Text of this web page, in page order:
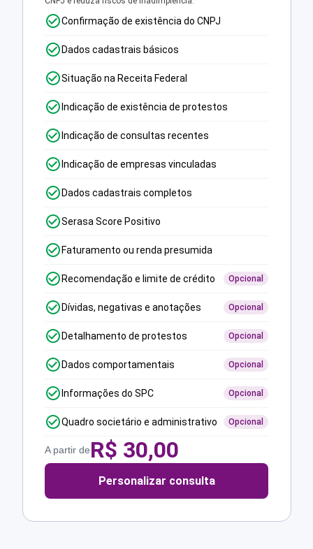
Confirmação de existência do CNPJ
Dados cadastrais básicos
Situação na Receita Federal
Indicação de existência de protestos
Indicação de consultas recentes
Indicação de empresas vinculadas
Dados cadastrais completos
Serasa Score Positivo
Faturamento ou renda presumida
Recomendação e limite de crédito Opcional
Dívidas, negativas e anotações Opcional
Detalhamento de protestos Opcional
Dados comportamentais Opcional
Informações do SPC Opcional
Quadro societário e administrativo Opcional
A partir deR$ 30,00
Personalizar consulta